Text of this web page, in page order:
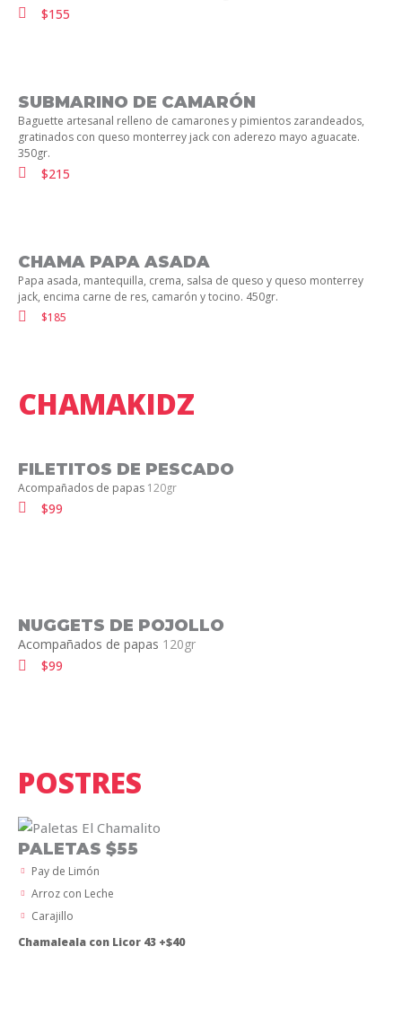
$155
SUBMARINO DE CAMARÓN
Baguette artesanal relleno de camarones y pimientos zarandeados,
gratinados con queso monterrey jack con aderezo mayo aguacate.
350gr.
$215
CHAMA PAPA ASADA​
Papa asada, mantequilla, crema, salsa de queso y queso monterrey
jack, encima carne de res, camarón y tocino. 450gr.
$185
CHAMAKIDZ
FILETITOS DE PESCADO
Acompañados de papas 120gr
$99
NUGGETS DE POJOLLO
Acompañados de papas 120gr
$99
POSTRES
PALETAS $55
Pay de Limón
Arroz con Leche
Carajillo
Chamaleala con Licor 43 +$40